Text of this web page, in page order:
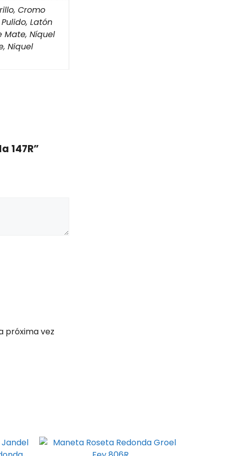
Cromo
Latón
Mate, Níquel
Niquel
147R”
próxima vez